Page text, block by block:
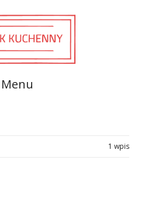
Menu
1 wpis